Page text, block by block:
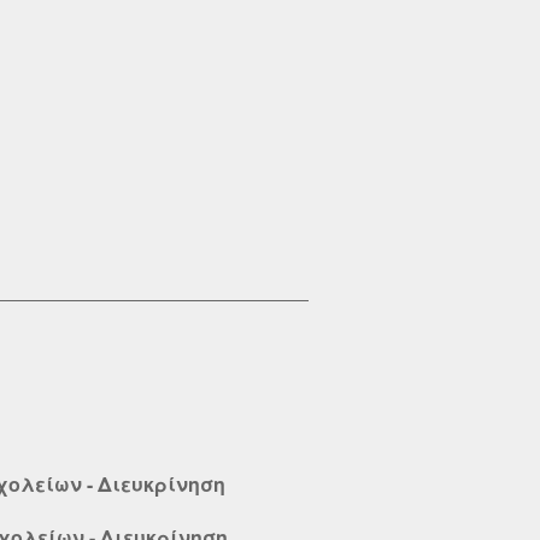
- Διευκρίνηση